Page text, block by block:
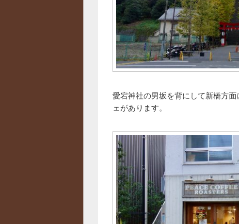
愛宕神社の男坂を背にして新橋方
ェがあります。